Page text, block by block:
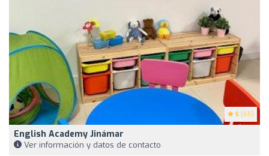
5 (65)
English Academy Jinámar
Ver información y datos de contacto